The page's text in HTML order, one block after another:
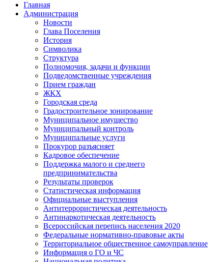
Главная
Администрация
Новости
Глава Поселения
История
Символика
Структура
Полномочия, задачи и функции
Подведомственные учреждения
Прием граждан
ЖКХ
Городская среда
Градостроительное зонирование
Муниципальное имущество
Муниципальный контроль
Муниципальные услуги
Прокурор разъясняет
Кадровое обеспечение
Поддержка малого и среднего
предпринимательства
Результаты проверок
Статистическая информация
Официальные выступления
Антитеррористическая деятельность
Антинаркотическая деятельность
Всероссийская перепись населения 2020
Федеральные нормативно-правовые акты
Территориальное общественное самоуправление
Информация о ГО и ЧС